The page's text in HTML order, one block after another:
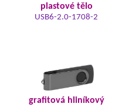
plastové tělo
USB6-2.0-1708-2
grafitová hliníkový